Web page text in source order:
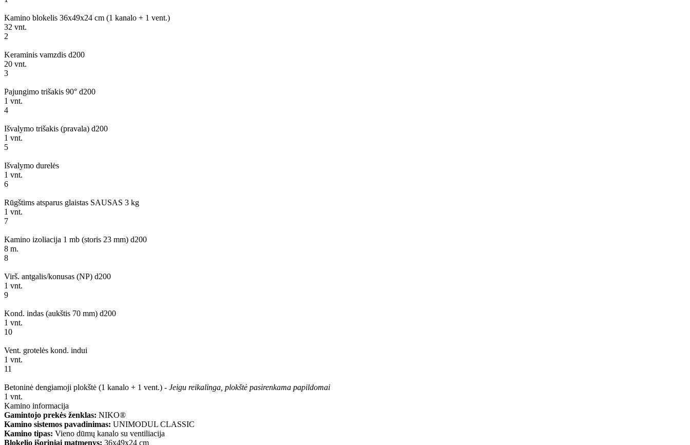
Kamino blokelis 36x49x24 cm (1 kanalo + 1 vent.)
32 vnt.
2
Keraminis vamzdis d200
20 vnt.
3
Pajungimo trišakis 90° d200
1 vnt.
4
Išvalymo trišakis (pravala) d200
1 vnt.
5
Išvalymo durelės
1 vnt.
6
Rūgštims atsparus glaistas SAUSAS 3 kg
1 vnt.
7
Kamino izoliacija 1 mb (storis 23 mm) d200
8 m.
8
Virš. antgalis/konusas (NP) d200
1 vnt.
9
Kond. indas (aukštis 70 mm) d200
1 vnt.
10
Vent. grotelės kond. indui
1 vnt.
11
Betoninė dengiamoji plokštė (1 kanalo + 1 vent.) - Jeigu reikalinga, plokštė pasirenkama papildomai
1 vnt.
Kamino informacija
Gamintojo prekės ženklas: NIKO®
Kamino sistemos pavadinimas: UNIMODUL CLASSIC
Kamino tipas: Vieno dūmų kanalo su ventiliacija
Blokelio išoriniai matmenys: 36x49x24 cm